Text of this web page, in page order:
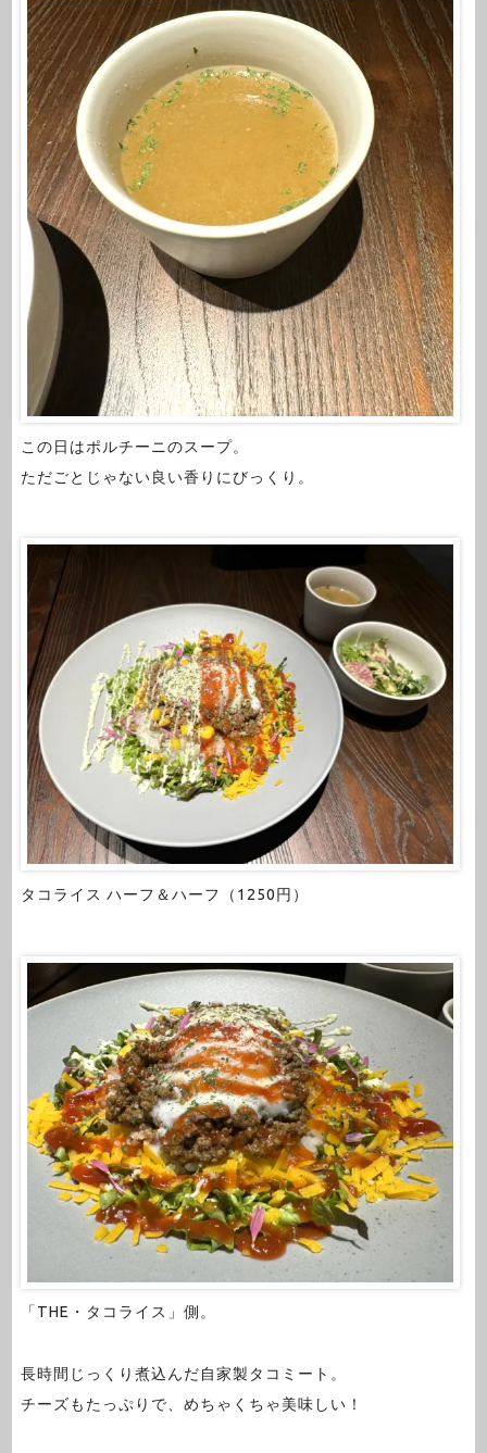
この日はポルチーニのスープ。
ただごとじゃない良い香りにびっくり。
タコライス ハーフ＆ハーフ（1250円）
「THE・タコライス」側。
長時間じっくり煮込んだ自家製タコミート。
チーズもたっぷりで、めちゃくちゃ美味しい！